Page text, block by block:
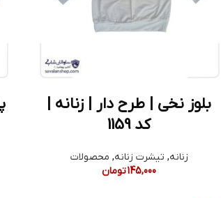
بلوز نخی | طرح دار | زنانه |
کد 1159
زنانه, تیشرت زنانه, محصولات
145,000تومان